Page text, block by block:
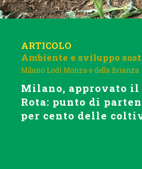
ARTICOLO
Ambiente e sviluppo
Milano Lodi Monza e della Brianza
Milano, approvato
Rota: punto di
per cento delle